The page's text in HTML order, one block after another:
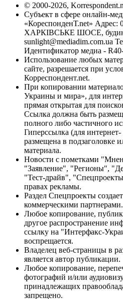
© 2000-2026,
Субъект в сфере онлайн-
«КореспонденТ.net» Адрес:
ХАРКІВСЬКЕ ШОСЕ,
sunlight@mediadim.com.ua
Идентификатор медиа -
Использование любых
сайте, разрешается при
Корреспондент.net.
При копировании
Украины и мира», для
прямая открытая для
Ссылка должна быть
полного либо частичного
Гиперссылка (для
размещена в подзаголовке
материала.
Новости с пометками
"Заявление", "Регионы",
"Тест-драйв",
правах рекламы.
Раздел Спецпроекты
коммерческими партнерами.
Любое копирование,
другое распространение
ссылку на "Интерфакс-
воспрещается.
Владелец веб-страницы в
является автор публикации.
Любое копирование,
фотографий и/или
принадлежащих
запрещено.